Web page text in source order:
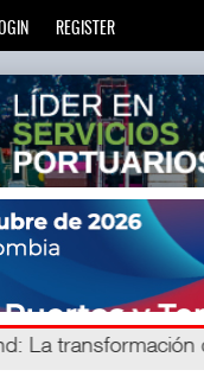
REGISTER
: La